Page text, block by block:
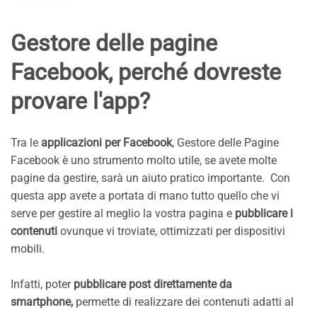
Gestore delle pagine
Facebook, perché dovreste
provare l'app?
Tra le applicazioni per Facebook, Gestore delle Pagine
Facebook è uno strumento molto utile, se avete molte
pagine da gestire, sarà un aiuto pratico importante. Con
questa app avete a portata di mano tutto quello che vi
serve per gestire al meglio la vostra pagina e pubblicare i
contenuti ovunque vi troviate, ottimizzati per dispositivi
mobili.
Infatti, poter pubblicare post direttamente da
smartphone, permette di realizzare dei contenuti adatti al